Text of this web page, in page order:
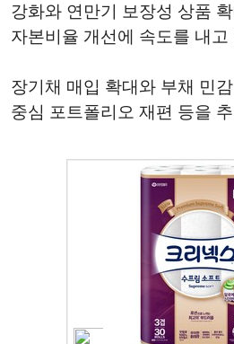
강화와 연만기 보장성 상품
자본비율 개선에 속도를 내고
장기채 매입 확대와 부채 민
중심 포트폴리오 재편 등을